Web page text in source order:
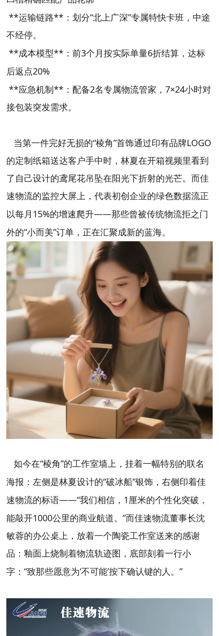
**运输链路** ：划分“北上广深”专属特快卡班，中途
不经停。
**成本模型** ：前3个月按实际单量6折结算，达标
后返点20%
**应急机制** ：配备2名专属物流管家，7×24小时对
接包装突发需求。
当第一件完好无损的“棱角”首饰通过印有品牌LOGO
的定制纸箱送达客户手中时，林夏在开箱视频里看到
了自己设计的鸢尾花吊坠在阳光下折射的光芒。而佳
速物流的监控大屏上，代表初创企业的绿色数据流正
以每月 15%的增速爬升——那些曾被传统物流拒之门
外的“小而美”订单，正在汇聚成新的蓝海。
如今在“棱角”的工作室墙上，挂着一幅特别的联名
海报：左侧是林夏设计的“破冰船”银饰，右侧印着佳
速物流的标语——“我们相信， 1 厘米的个性化突破，
能敲开1000公里的商业航道。”而佳速物流董事长沈
敏蓉的办公桌上，放着一个陶瓷工作室送来的感谢
品：釉面上烧制着物流轨迹图，底部刻着一行小
字：“致那些愿意为‘不可能’按下确认键的人。”